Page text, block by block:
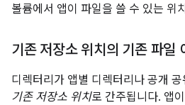
볼륨에서 앱이 파일을 쓸 수 있는 위
기존 저장소 위치의 기존 파일
디렉터리가 앱별 디렉터리나 공개
기존 저장소 위치로 간주됩니다. 앱